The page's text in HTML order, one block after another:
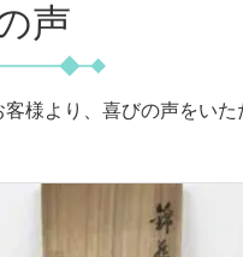
声
様より、喜びの声をい